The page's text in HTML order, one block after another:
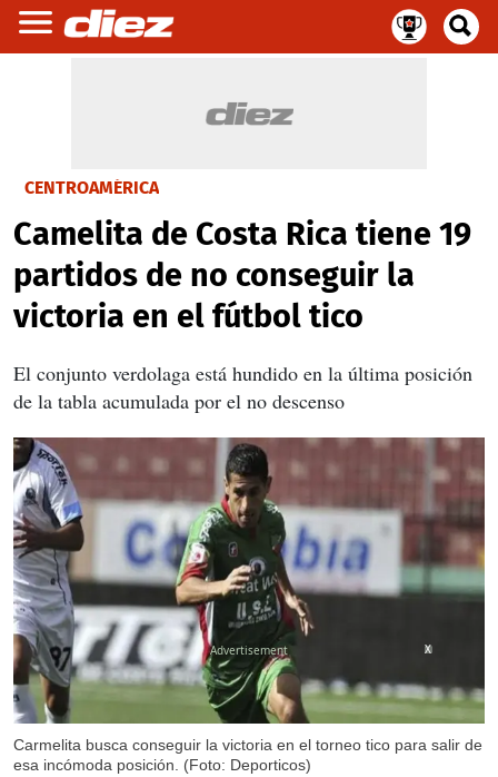
CENTROAMÉRICA
Camelita de Costa Rica tiene 19
partidos de no conseguir la
victoria en el fútbol tico
El conjunto verdolaga está hundido en la última posición
de la tabla acumulada por el no descenso
Carmelita busca conseguir la victoria en el torneo tico para salir de
esa incómoda posición. (Foto: Deporticos)
X